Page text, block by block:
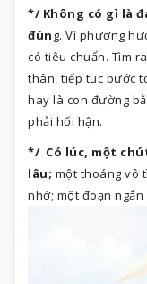
*/ Không có gì là
đúng. Vì phương
có tiêu chuẩn. Tìm
thân, tiếp tục bước
hay là con đường
phải hối hận.
*/ Có lúc, một
lâu; một thoáng vô
nhớ; một đoạn